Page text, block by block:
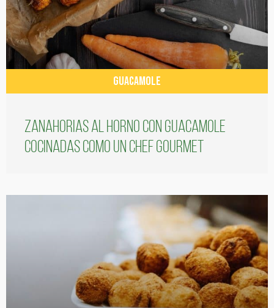
GUACAMOLE
Zanahorias al horno con guacamole
cocinadas como un chef gourmet